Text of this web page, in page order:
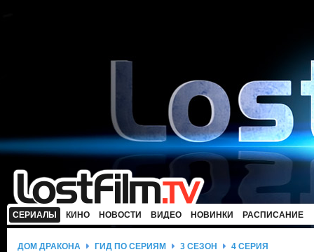
СЕРИАЛЫ КИНО НОВОСТИ ВИДЕО НОВИНКИ РАСПИСАНИЕ
ДОМ ДРАКОНА ГИД ПО СЕРИЯМ 3 СЕЗОН 4 СЕРИЯ